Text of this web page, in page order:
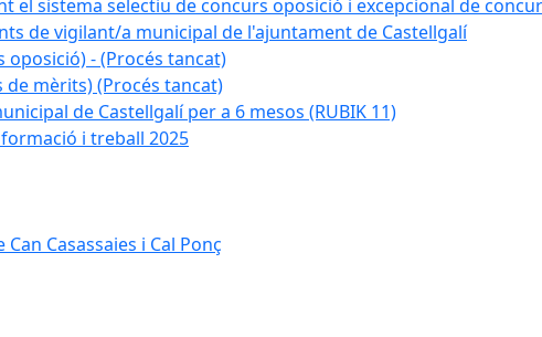
el sistema selectiu de concurs oposició i excepcional de
de vigilant/a municipal de l'ajuntament de Castellgalí
oposició) - (Procés tancat)
de mèrits) (Procés tancat)
de Castellgalí per a 6 mesos (RUBIK 11)
i treball 2025
Casassaies i Cal Ponç